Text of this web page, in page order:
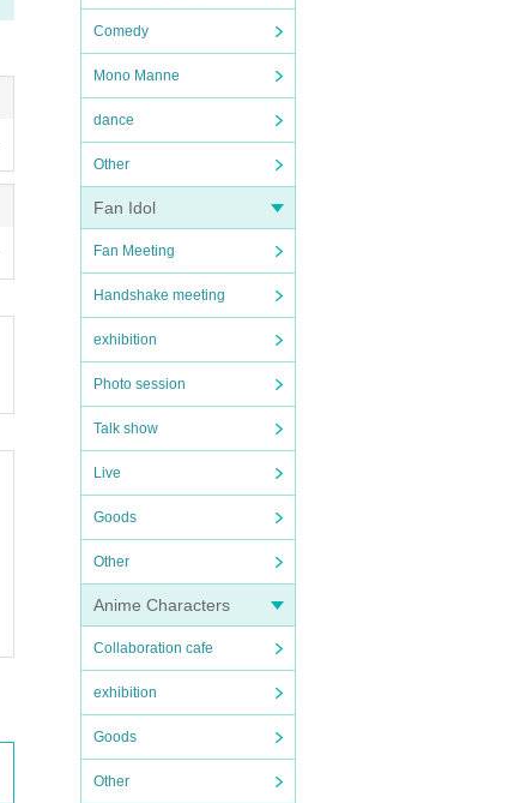
Comedy
Mono Manne
dance
Other
Fan Idol
Fan Meeting
Handshake meeting
exhibition
Photo session
Talk show
Live
Goods
Other
Anime Characters
Collaboration cafe
exhibition
Goods
Other